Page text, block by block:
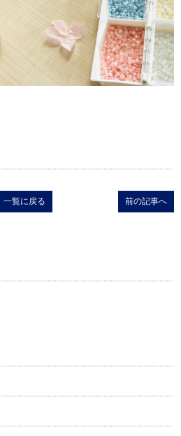
一覧に戻る 前の記事へ